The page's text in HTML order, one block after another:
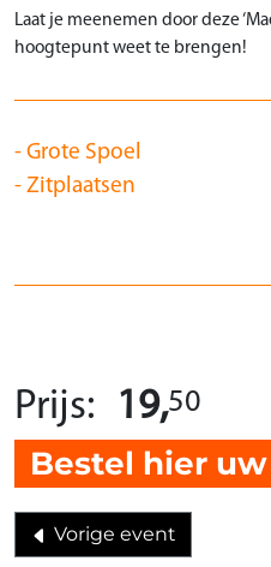
Laat je meenemen door deze
hoogtepunt weet te brengen!
Grote Spoel
Zitplaatsen
Prijs: 19,50
Bestel hier
Vorige event